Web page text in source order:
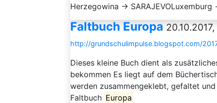
Herzegowina → SARAJEVOLuxemburg
Faltbuch Europa
http://grundschulimpulse.blogspot.com/
Dieses kleine Buch dient als
bekommen Es liegt auf dem
werden zusammengeklebt, gefaltet
Faltbuch Europa